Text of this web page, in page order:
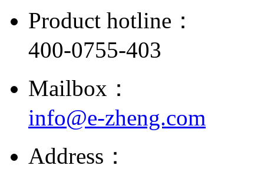
Product hotline：
400-0755-403
Mailbox：
info@e-zheng.com
Address：